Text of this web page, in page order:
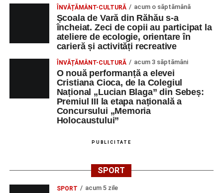
Privind spre ediția următoare
În încheierea evenimentului, organizatorii au anunțat tema
ediției din 2027, dedicată relației dintre caracter, valori și
educație. După trei ediții care au abordat comunicarea
didactică, dinamica diferențelor, participarea și luarea
deciziilor, comunitatea Sinaxa Educațională își propune
să revină la întrebările fundamentale despre valorile care
stau la baza actului educațional și despre rolul
profesorului în formarea caracterului tinerilor.
Despre comunitatea Sinaxa Educațională
„Sinaxa Educațională”
profesori, dedicată susținerii unei educații centrate pe
valorile creștin-ortodoxe și pe formarea caracterului
ÎNVĂȚĂMÂNT-CULTURĂ acum o săptămână
Școala de Vară din Răhău s-a
încheiat. Zeci de copii au participat la
ateliere de ecologie, orientare în
carieră și activități recreative
ÎNVĂȚĂMÂNT-CULTURĂ acum 3 săptămâni
O nouă performanță a elevei
Cristiana Cioca, de la Colegiul
Național „Lucian Blaga” din Sebeș:
Premiul III la etapa națională a
Concursului „Memoria
Holocaustului”
PUBLICITATE
SPORT
SPORT acum 5 zile